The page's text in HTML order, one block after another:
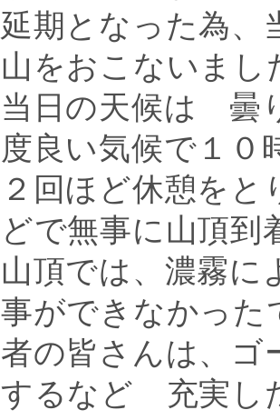
延期となった為、
山をおこないまし
当日の天候は 曇
度良い気候で１０
２回ほど休憩を
どで無事に山頂到
山頂では、濃霧に
事ができなかった
者の皆さんは、ゴ
するなど 充実し